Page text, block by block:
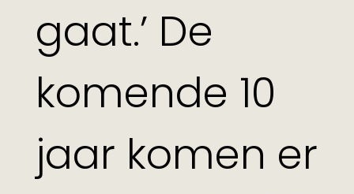
gaat.’ De
komende 10
jaar komen er